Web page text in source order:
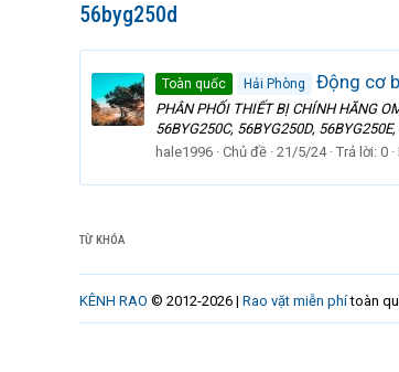
56byg250d
Toàn quốc Hải Phòng Động cơ
PHÂN PHỐI THIẾT BỊ CHÍNH HÃNG
56BYG250C, 56BYG250D,
hale1996 Chủ đề 21/5/24 Trả lời: 0
TỪ KHÓA
KÊNH RAO © 2012-2026 | Rao vặt miễn phítoàn